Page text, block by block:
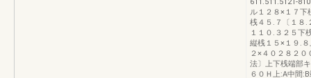
ル１２８×１７下
桟４５.７〔１８.
１１０.３２５下
縦桟１５×１９.
２×４０２８２
法〕上下桟端部
６０Ｈ上:A中間